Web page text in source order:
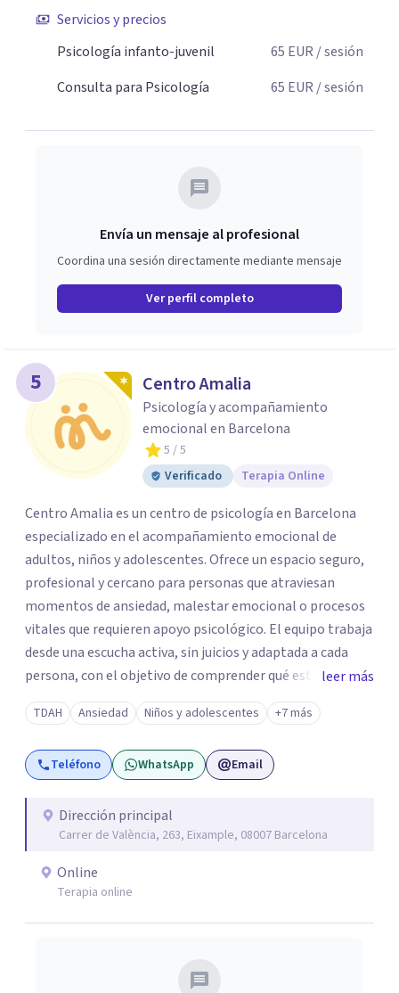
Servicios y precios
Psicología infanto-juvenil
65 EUR / sesión
Consulta para Psicología
65 EUR / sesión
Envía un mensaje al profesional
Coordina una sesión directamente mediante mensaje
Ver perfil completo
5 Centro Amalia
Psicología y acompañamiento
emocional en Barcelona
5 / 5
Verificado
Terapia Online
Centro Amalia es un centro de psicología en Barcelona
especializado en el acompañamiento emocional de
adultos, niños y adolescentes. Ofrece un espacio seguro,
profesional y cercano para personas que atraviesan
momentos de ansiedad, malestar emocional o procesos
vitales que requieren apoyo psicológico. El equipo trabaja
desde una escucha activa, sin juicios y adaptada a cada
persona, con el objetivo de comprender qué está
ocurriendo y facilitar herramientas para avanzar con
mayor equilibrio y bienestar. La intervención se realiza en
un entorno confidencial y tranquilo, cuidando el ritmo y
las necesidades de cada proceso terapéutico. En Centro
el trauma, la depresión y otros retos emocionales, así
como procesos de crecimiento personal y
respetuoso, humano y orientado a generar un espacio de
leer más
TDAH Ansiedad Niños y adolescentes +7 más
Teléfono WhatsApp Email
Dirección principal
Carrer de València, 263, Eixample, 08007 Barcelona
Online
Terapia online